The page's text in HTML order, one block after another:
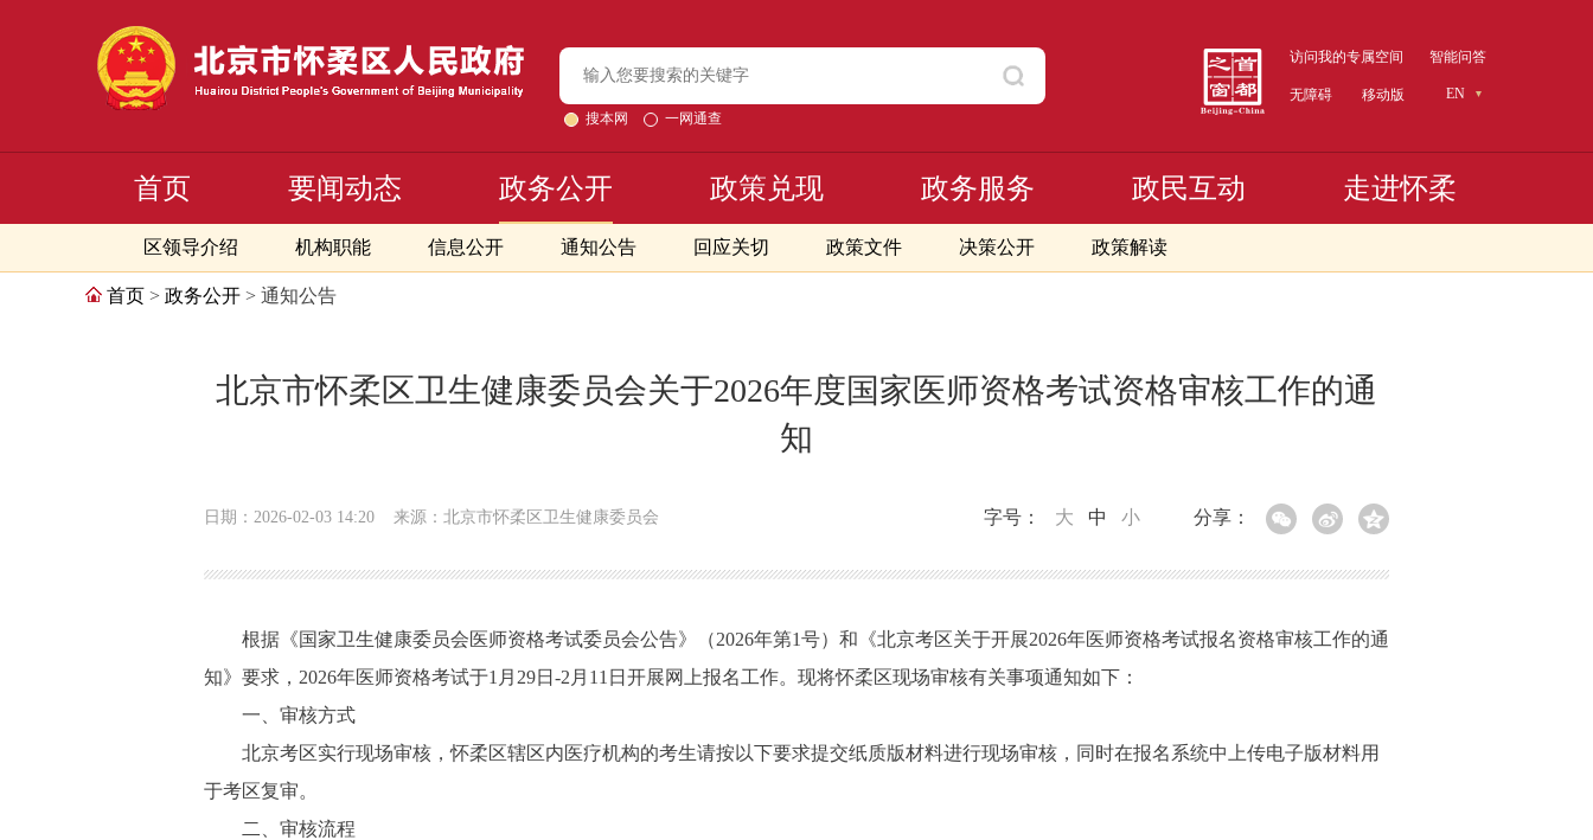
搜本网 一网通查
访问我的专属空间 智能问答
无障碍 移动版 EN
首页 要闻动态 政务公开
区领导介绍 机构职能 信息公开 通知公告 回应关切 政策文件 决策公开 政策解读
政策兑现 政务服务 政民互动 走进怀柔
首页 > 政务公开 > 通知公告
北京市怀柔区卫生健康委员会关于2026年度国家医师资格考试资格审核工作的通
知
日期：2026-02-03 14:20 来源：北京市怀柔区卫生健康委员会 分享：
字号： 大 中 小
根据《国家卫生健康委员会医师资格考试委员会公告》（2026年第1号）和《北京考区关于开展2026年医师资格考试报名资格审核工作的通
知》要求，2026年医师资格考试于1月29日-2月11日开展网上报名工作。现将怀柔区现场审核有关事项通知如下：
一、审核方式
北京考区实行现场审核，怀柔区辖区内医疗机构的考生请按以下要求提交纸质版材料进行现场审核，同时在报名系统中上传电子版材料用
于考区复审。
二、审核流程